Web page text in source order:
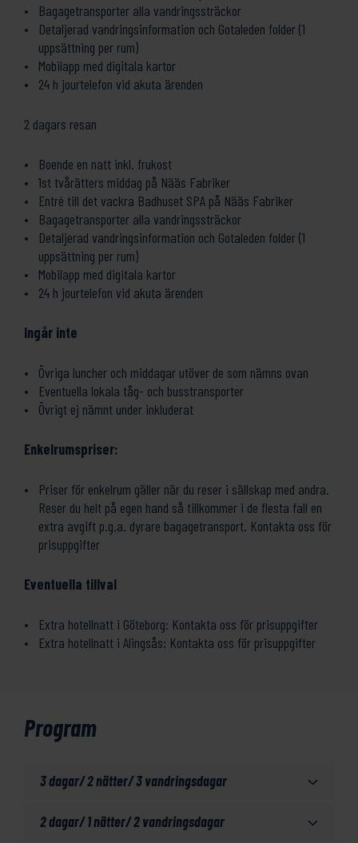
Bagagetransporter alla vandringssträckor
Detaljerad vandringsinformation och Gotaleden folder (1
uppsättning per rum)
Mobilapp med digitala kartor
24 h jourtelefon vid akuta ärenden
2 dagars resan
Boende en natt inkl. frukost
1st tvårätters middag på Nääs Fabriker
Entré till det vackra Badhuset SPA på Nääs Fabriker
Bagagetransporter alla vandringssträckor
Detaljerad vandringsinformation och Gotaleden folder (1
uppsättning per rum)
Mobilapp med digitala kartor
24 h jourtelefon vid akuta ärenden
Ingår inte
Övriga luncher och middagar utöver de som nämns ovan
Eventuella lokala tåg- och busstransporter
Övrigt ej nämnt under inkluderat
Enkelrumspriser:
Priser för enkelrum gäller när du reser i sällskap med andra.
Reser du helt på egen hand så tillkommer i de flesta fall en
extra avgift p.g.a. dyrare bagagetransport. Kontakta oss för
prisuppgifter
Eventuella tillval
Extra hotellnatt i Göteborg: Kontakta oss för prisuppgifter
Extra hotellnatt i Alingsås: Kontakta oss för prisuppgifter
Program
3 dagar/ 2 nätter/ 3 vandringsdagar
2 dagar/ 1 nätter/ 2 vandringsdagar